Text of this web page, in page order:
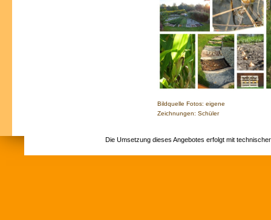
Bildquelle Fotos: eigene
Zeichnungen: Schüler
Die Umsetzung dieses Angebotes erfolgt mit